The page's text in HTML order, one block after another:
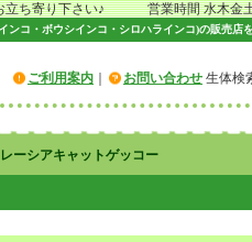
寄り下さい♪ 営業時間 水木金土
コ・ボウシインコ・シロハラインコ)の販売店
ご利用案内 お問い合わせ 生体検
ーシアキャットゲッコー